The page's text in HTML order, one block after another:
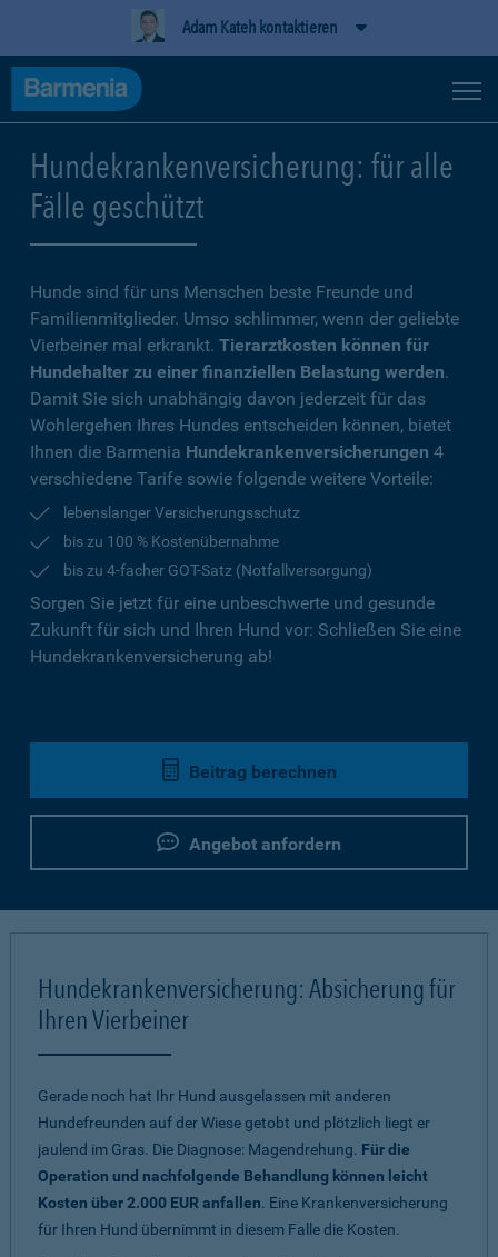
Adam Kateh kontaktieren
Hundekrankenversicherung: für alle
Fälle geschützt
Hunde sind für uns Menschen beste Freunde und
Familienmitglieder. Umso schlimmer, wenn der geliebte
Vierbeiner mal erkrankt. Tierarztkosten können für
Hundehalter zu einer finanziellen Belastung werden.
Damit Sie sich unabhängig davon jederzeit für das
Wohlergehen Ihres Hundes entscheiden können, bietet
Ihnen die Barmenia Hundekrankenversicherungen 4
verschiedene Tarife sowie folgende weitere Vorteile:
lebenslanger Versicherungsschutz
bis zu 100 % Kostenübernahme
bis zu 4-facher GOT-Satz (Notfallversorgung)
Sorgen Sie jetzt für eine unbeschwerte und gesunde
Zukunft für sich und Ihren Hund vor: Schließen Sie eine
Hundekrankenversicherung ab!
Beitrag berechnen
Angebot anfordern
Hundekrankenversicherung: Absicherung für
Ihren Vierbeiner
Gerade noch hat Ihr Hund ausgelassen mit anderen
Hundefreunden auf der Wiese getobt und plötzlich liegt er
jaulend im Gras. Die Diagnose: Magendrehung. Für die
Operation und nachfolgende Behandlung können leicht
Kosten über 2.000 EUR anfallen. Eine Krankenversicherung
für Ihren Hund übernimmt in diesem Falle die Kosten.